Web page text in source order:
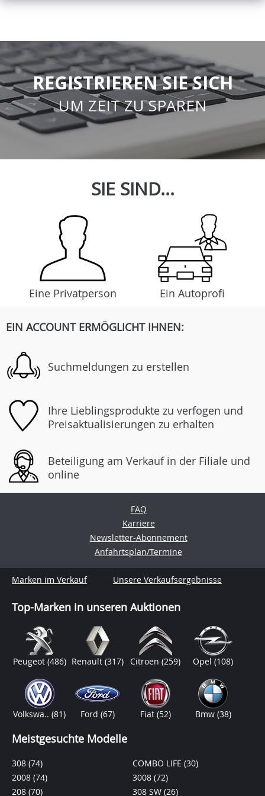
REGISTRIEREN SIE SICH
UM ZEIT ZU SPAREN
SIE SIND...
Eine Privatperson Ein Autoprofi
EIN ACCOUNT ERMÖGLICHT IHNEN:
Suchmeldungen zu erstellen
Ihre Lieblingsprodukte zu verfogen und
Preisaktualisierungen zu erhalten
Beteiligung am Verkauf in der Filiale und
online
FAQ
Karriere
Newsletter-Abonnement
Anfahrtsplan/Termine
Marken im Verkauf Unsere Verkaufsergebnisse
Top-Marken in unseren Auktionen
Peugeot (486) Renault (317) Citroen(259) Opel(108)
Volkswa..(81) Ford (67) Fiat (52) Bmw (38)
Meistgesuchte Modelle
308 (74)
2008 (74)
208 (70)
COMBO LIFE (30)
3008 (72)
308 SW (26)